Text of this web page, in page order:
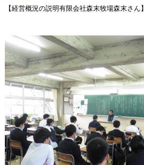
【経営概況の説明有限会社森末牧場森末さん】